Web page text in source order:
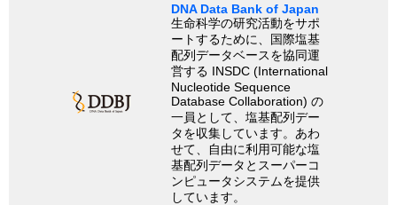
DNA Data Bank of Japan
生命科学の研究活動をサポ
ートするために、国際塩基
配列データベースを協同運
営する INSDC (International
Nucleotide Sequence
Database Collaboration) の
一員として、塩基配列デー
タを収集しています。あわ
せて、自由に利用可能な塩
基配列データとスーパーコ
ンピュータシステムを提供
しています。